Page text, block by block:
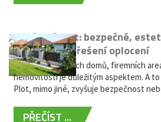
Hliníkový plot: bezpečné,
bezúdržbové řešení oplocení
Oplocení rodinných domů, firemních
nemovitostí je důležitým aspektem. A
Plot, mimo jiné, zvyšuje bezpečnost
PŘEČÍST ...